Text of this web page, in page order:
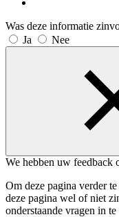
Was deze informatie
Ja
Nee
We hebben uw feedback
Om deze pagina verder
deze pagina wel of niet
onderstaande vragen in